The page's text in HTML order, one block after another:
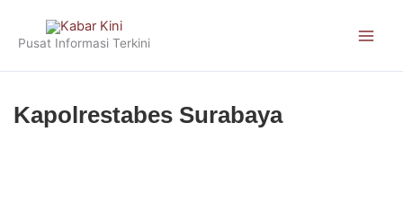
content
Pusat Informasi Terkini
Kapolrestabes Surabaya